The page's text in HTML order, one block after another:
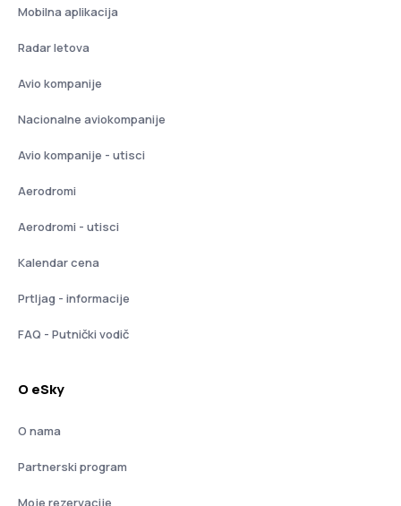
Mobilna aplikacija
Radar letova
Avio kompanije
Nacionalne aviokompanije
Avio kompanije - utisci
Aerodromi
Aerodromi - utisci
Kalendar cena
Prtljag - informacije
FAQ - Putnički vodič
O eSky
O nama
Partnerski program
Moje rezervacije